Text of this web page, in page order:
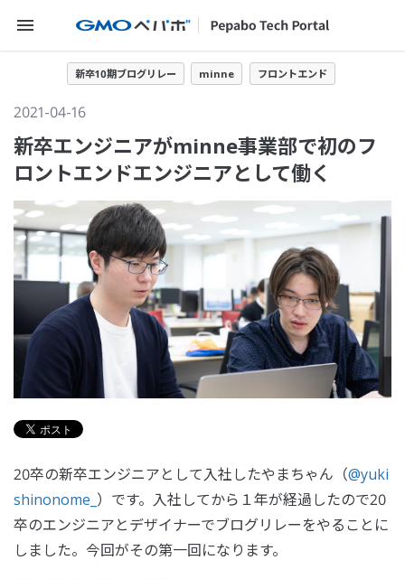
メニューを開く
新卒10期ブログリレー minne フロントエンド
2021-04-16
新卒エンジニアがminne事業部で初のフ
ロントエンドエンジニアとして働く
20卒の新卒エンジニアとして入社したやまちゃん（@yuki
shinonome_ ）です。入社してから１年が経過したので20
卒のエンジニアとデザイナーでブログリレーをやることに
しました。今回がその第一回になります。